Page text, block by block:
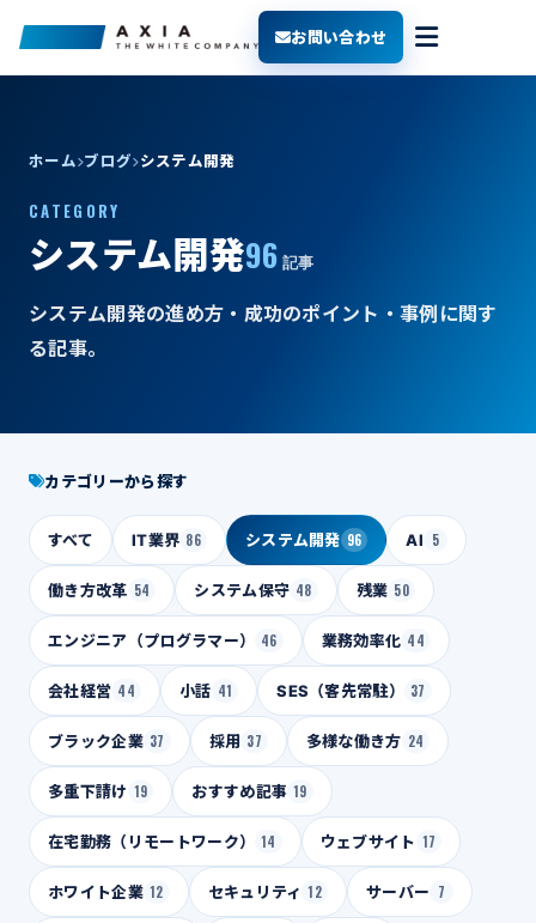
お問い合わせ
ホーム ブログ システム開発
CATEGORY
システム開発96 記事
システム開発の進め方・成功のポイント・事例に関す
る記事。
カテゴリーから探す
すべて IT業界 86 システム開発 96 AI 5
働き方改革 54 システム保守 48 残業 50
エンジニア（プログラマー） 46 業務効率化 44
会社経営 44 小話 41 SES（客先常駐） 37
ブラック企業 37 採用 37 多様な働き方 24
多重下請け 19 おすすめ記事 19
在宅勤務（リモートワーク） 14 ウェブサイト 17
ホワイト企業 12 セキュリティ 12 サーバー 7